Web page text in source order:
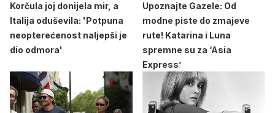
Korčula joj donijela mir, a
Italija oduševila: 'Potpuna
neopterećenost naljepši je
dio odmora'
Upoznajte Gazele: Od
modne piste do zmajeve
rute! Katarina i Luna
spremne su za ‘Asia
Express’